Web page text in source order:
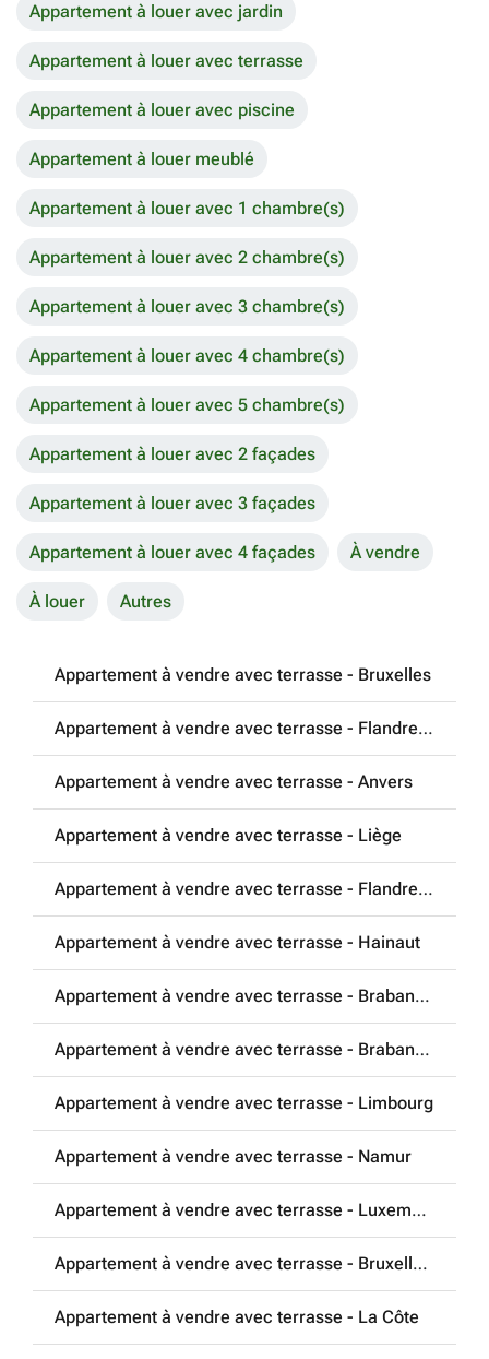
Appartement à louer avec jardin
Appartement à louer avec terrasse
Appartement à louer avec piscine
Appartement à louer meublé
Appartement à louer avec 1 chambre(s)
Appartement à louer avec 2 chambre(s)
Appartement à louer avec 3 chambre(s)
Appartement à louer avec 4 chambre(s)
Appartement à louer avec 5 chambre(s)
Appartement à louer avec 2 façades
Appartement à louer avec 3 façades
Appartement à louer avec 4 façades À vendre
À louer Autres
Appartement à vendre avec terrasse - Bruxelles
Appartement à vendre avec terrasse - Flandre Occidentale
Appartement à vendre avec terrasse - Anvers
Appartement à vendre avec terrasse - Liège
Appartement à vendre avec terrasse - Flandre Orientale
Appartement à vendre avec terrasse - Hainaut
Appartement à vendre avec terrasse - Brabant Flamand
Appartement à vendre avec terrasse - Brabant Wallon
Appartement à vendre avec terrasse - Limbourg
Appartement à vendre avec terrasse - Namur
Appartement à vendre avec terrasse - Luxembourg
Appartement à vendre avec terrasse - Bruxelles Region
Appartement à vendre avec terrasse - La Côte